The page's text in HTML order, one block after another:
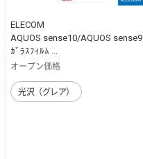
ELECOM
AQUOS sense10/AQUOS sense9
ｶﾞﾗｽﾌｨﾙﾑ ...
オープン価格
光沢（グレア）